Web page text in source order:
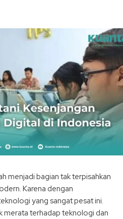
menjadi bagian tak terpisahkan
Karena dengan
yang sangat pesat ini.
merata terhadap teknologi dan